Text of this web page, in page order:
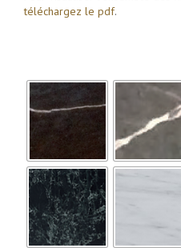
téléchargez le pdf.